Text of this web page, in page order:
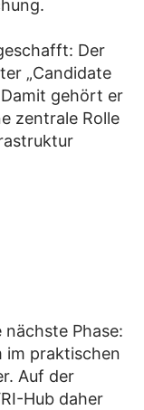
Der
„Candidate
Damit gehört er
zentrale Rolle
Phase:
im praktischen
Auf der
Hub daher